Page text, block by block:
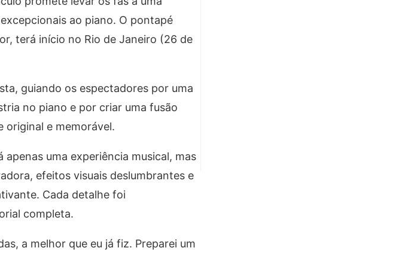
ao piano. O pontapé
terá início no Rio de Janeiro (26 de
guiando os espectadores por uma
no piano e por criar uma fusão
original e memorável.
uma experiência musical, mas
efeitos visuais deslumbrantes e
Cada detalhe foi
completa.
a melhor que eu já fiz. Preparei um